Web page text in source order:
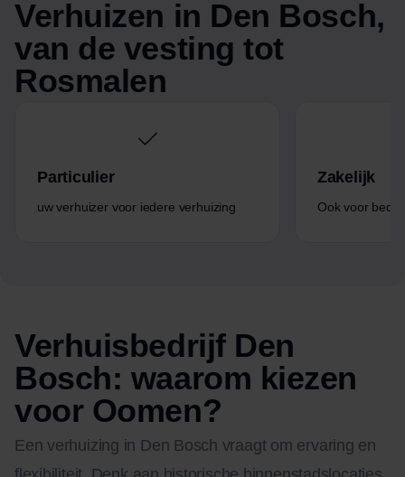
Verhuizen in Den Bosch,
van de vesting tot
Rosmalen
Particulier
uw verhuizer voor iedere verhuizing
Zakelijk
Ook voor
Verhuisbedrijf Den
Bosch: waarom kiezen
voor Oomen?
Een verhuizing in Den Bosch vraagt om ervaring en